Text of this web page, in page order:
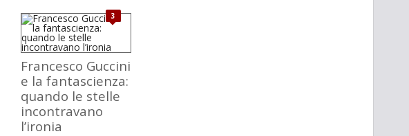
3
Francesco Guccini
e la fantascienza:
quando le stelle
incontravano
l’ironia